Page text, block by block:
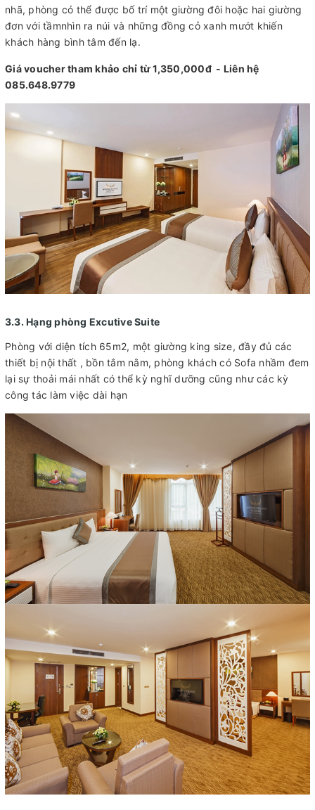
nhã, phòng có thể được bố trí một giường đôi hoặc hai giường
đơn với tầmnhìn ra núi và những đồng cỏ xanh mướt khiến
khách hàng bình tâm đến lạ.
Giá voucher tham khảo chỉ từ 1,350,000đ - Liên hệ
085.648.9779
3.3. Hạng phòng Excutive Suite
Phòng với diện tích 65m2, một giường king size, đầy đủ các
thiết bị nội thất , bồn tắm nằm, phòng khách có Sofa nhầm đem
lại sự thoải mái nhất có thể kỳ nghĩ dưỡng cũng như các kỳ
công tác làm việc dài hạn